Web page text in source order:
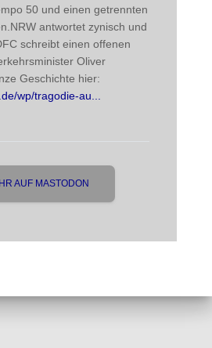
50 und einen getrennten
antwortet zynisch und
schreibt einen offenen
Oliver
Geschichte hier:
wp/tragodie-au
AUF MASTODON